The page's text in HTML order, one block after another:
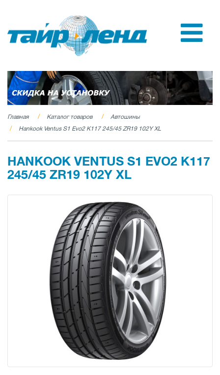
Главная Каталог товаров
Автошины
Hankook Ventus S1 Evo2 K117 245/45 ZR19 102Y XL
HANKOOK VENTUS S1 EVO2 K117
245/45 ZR19 102Y XL